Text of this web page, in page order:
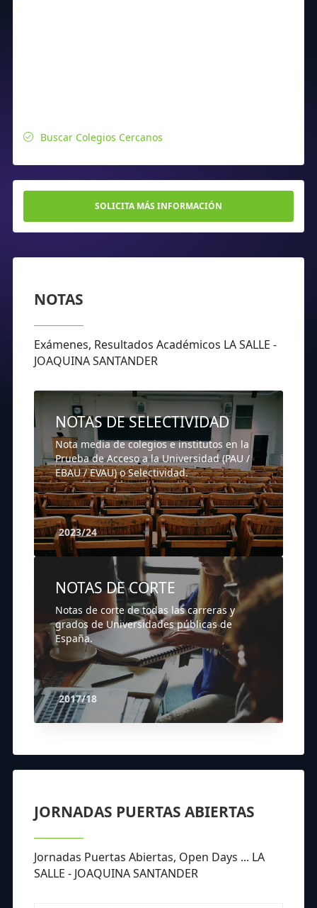
Buscar Colegios Cercanos
SOLICITA MÁS INFORMACIÓN
NOTAS
Exámenes, Resultados Académicos LA SALLE -
JOAQUINA SANTANDER
NOTAS DE SELECTIVIDAD
Nota media de colegios e institutos en la
Prueba de Acceso a la Universidad (PAU /
EBAU / EVAU) o Selectividad.
2023/24
NOTAS DE CORTE
Notas de corte de todas las carreras y
grados de Universidades públicas de
España.
2017/18
JORNADAS PUERTAS ABIERTAS
Jornadas Puertas Abiertas, Open Days ... LA
SALLE - JOAQUINA SANTANDER